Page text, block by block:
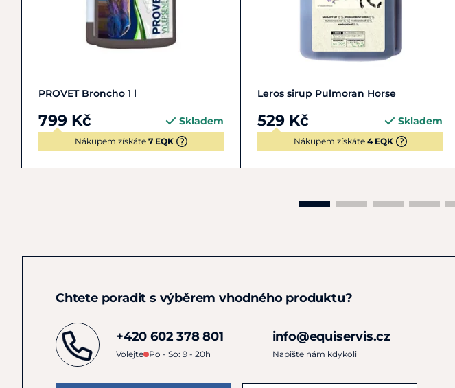
Do košíku
PROVET Broncho 1 l
799 Kč Skladem
Nákupem získáte 7 EQK
Zobrazit detail
Leros sirup Pulmoran Horse
529 Kč Skladem
Nákupem získáte 4 EQK
Chtete poradit s výběrem vhodného produktu?
+420 602 378 801
Volejte Po - So: 9 - 20h
info@equiservis.cz
Napište nám kdykoli